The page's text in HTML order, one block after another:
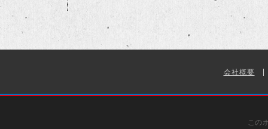
会社概要
この